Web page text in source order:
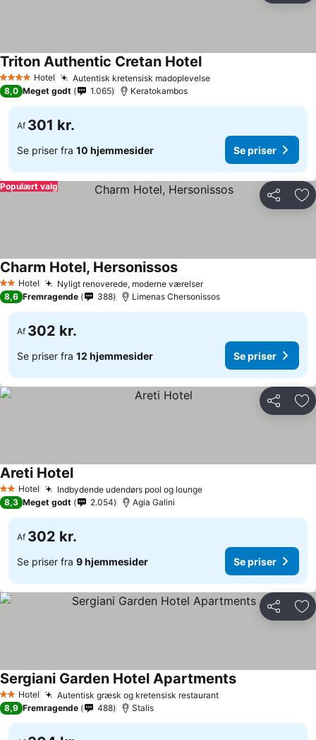
4 StjernerHotel Autentisk kretensisk madoplevelse
Triton Authentic Cretan Hotel
8,0 Meget godt 1.065 Keratokambos
Af 301 kr.
Se priser fra 10 hjemmesider Se priser
Del
Populært valg
2 Stjerner
Hotel Nyligt renoverede, moderne værelser
Charm Hotel, Hersonissos
8,6 Fremragende 388 Limenas Chersonissos
Af 302 kr.
Se priser fra 12 hjemmesider Se priser
Del
2 Stjerner
Hotel Indbydende udendørs pool og lounge
Areti Hotel
8,3 Meget godt 2.054 Agia Galini
Af 302 kr.
Se priser fra 9 hjemmesider Se priser
Del
2 Stjerner
Hotel Autentisk græsk og kretensisk restaurant
Sergiani Garden Hotel Apartments
8,9 Fremragende 488 Stalis